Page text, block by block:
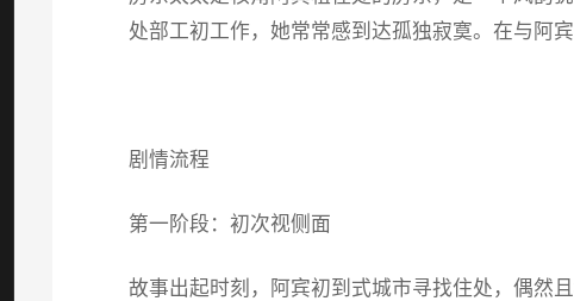
处部工初工作，她常常感到达孤独寂寞。在与阿
剧情流程
第一阶段：初次视侧面
故事出起时刻，阿宾初到式城市寻找住处，偶然